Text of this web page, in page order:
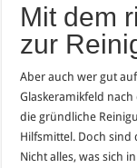
Mit dem
zur
Aber auch wer gut
Glaskeramikfeld
die gründliche
Hilfsmittel. Doch sind
Nicht alles, was sich